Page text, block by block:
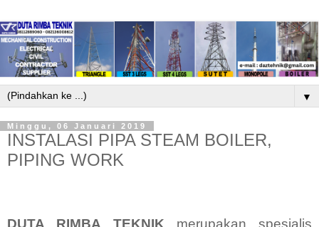
▼
Minggu, 06 Januari 2019
INSTALASI PIPA STEAM BOILER,
PIPING WORK
DUTA RIMBA TEKNIK merupakan spesialis